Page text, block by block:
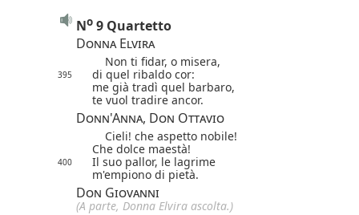
No 9 Quartetto
Donna Elvira
Non ti fidar, o misera,
395
di quel ribaldo cor:
me già tradì quel barbaro,
te vuol tradire ancor.
Donn'Anna, Don Ottavio
Cieli! che aspetto nobile!
Che dolce maestà!
400
Il suo pallor, le lagrime
m'empiono di pietà.
Don Giovanni
(A parte, Donna Elvira ascolta.)